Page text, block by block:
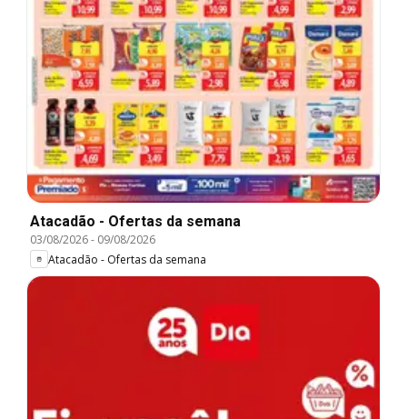
Atacadão - Ofertas da semana
03/08/2026- 09/08/2026
Atacadão - Ofertas da semana